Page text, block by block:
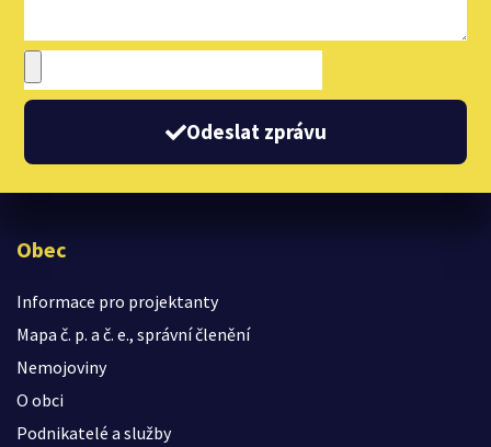
Odeslat zprávu
Obec
Informace pro projektanty
Mapa č. p. a č. e., správní členění
Nemojoviny
O obci
Podnikatelé a služby